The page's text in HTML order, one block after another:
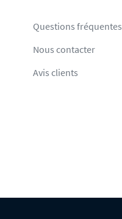
Questions fréquentes
Nous contacter
Avis clients